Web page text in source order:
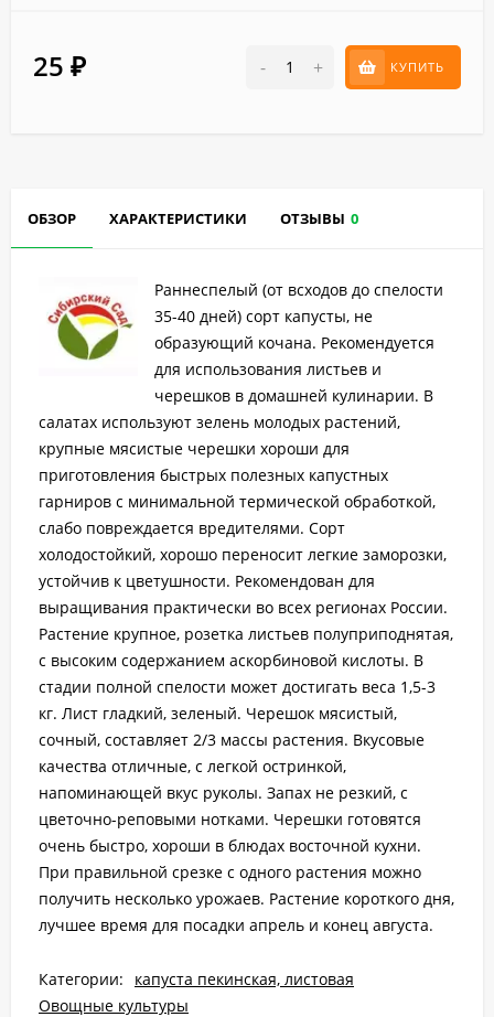
25 ₽ - + КУПИТЬ
ОБЗОР ХАРАКТЕРИСТИКИ ОТЗЫВЫ 0
Раннеспелый (от всходов до спелости
35-40 дней) сорт капусты, не
образующий кочана. Рекомендуется
для использования листьев и
черешков в домашней кулинарии. В
салатах используют зелень молодых растений,
крупные мясистые черешки хороши для
приготовления быстрых полезных капустных
гарниров с минимальной термической обработкой,
слабо повреждается вредителями. Сорт
холодостойкий, хорошо переносит легкие заморозки,
устойчив к цветушности. Рекомендован для
выращивания практически во всех регионах России.
Растение крупное, розетка листьев полуприподнятая,
с высоким содержанием аскорбиновой кислоты. В
стадии полной спелости может достигать веса 1,5-3
кг. Лист гладкий, зеленый. Черешок мясистый,
сочный, составляет 2/3 массы растения. Вкусовые
качества отличные, с легкой остринкой,
напоминающей вкус руколы. Запах не резкий, с
цветочно-реповыми нотками. Черешки готовятся
очень быстро, хороши в блюдах восточной кухни.
При правильной срезке с одного растения можно
получить несколько урожаев. Растение короткого дня,
лучшее время для посадки апрель и конец августа.
Категории:
капуста пекинская, листовая
Овощные культуры